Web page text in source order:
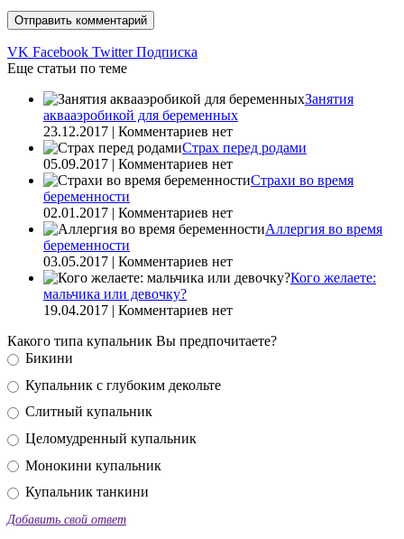
VK Facebook Twitter Подписка
Еще статьи по теме
Занятия
аквааэробикой для беременных
23.12.2017 | Комментариев нет
Страх перед родами
05.09.2017 | Комментариев нет
Страхи во время
беременности
02.01.2017 | Комментариев нет
Аллергия во время
беременности
03.05.2017 | Комментариев нет
Кого желаете:
мальчика или девочку?
19.04.2017 | Комментариев нет
Какого типа купальник Вы предпочитаете?
Бикини
Купальник с глубоким декольте
Слитный купальник
Целомудренный купальник
Монокини купальник
Купальник танкини
Добавить свой ответ